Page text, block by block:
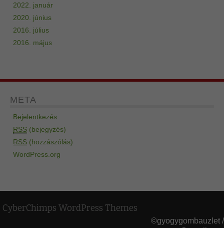
2022. január
2020. június
2016. július
2016. május
META
Bejelentkezés
RSS (bejegyzés)
RSS (hozzászólás)
WordPress.org
CyberChimps WordPress Themes
©gyogygombauzlet /